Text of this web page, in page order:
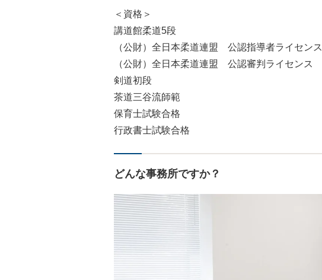
＜資格＞
講道館柔道5段
（公財）全日本柔道連盟 公認指導者ライセンス
（公財）全日本柔道連盟 公認審判ライセンス
剣道初段
茶道三谷流師範
保育士試験合格
行政書士試験合格
どんな事務所ですか？